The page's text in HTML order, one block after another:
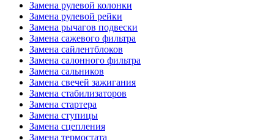
Замена рулевой колонки
Замена рулевой рейки
Замена рычагов подвески
Замена сажевого фильтра
Замена сайлентблоков
Замена салонного фильтра
Замена сальников
Замена свечей зажигания
Замена стабилизаторов
Замена стартера
Замена ступицы
Замена сцепления
Замена термостата